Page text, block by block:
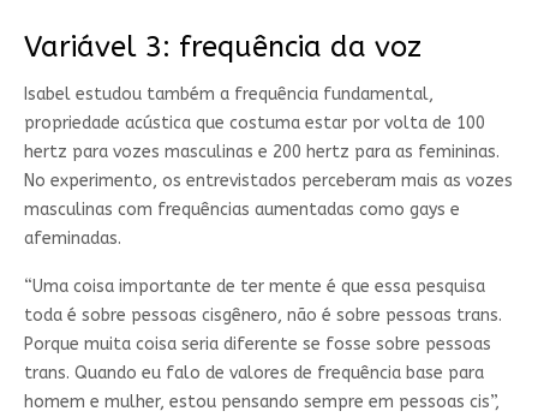
Variável 3: frequência da voz
Isabel estudou também a frequência fundamental,
propriedade acústica que costuma estar por volta de 100
hertz para vozes masculinas e 200 hertz para as femininas.
No experimento, os entrevistados perceberam mais as vozes
masculinas com frequências aumentadas como gays e
afeminadas.
“Uma coisa importante de ter mente é que essa pesquisa
toda é sobre pessoas cisgênero, não é sobre pessoas trans.
Porque muita coisa seria diferente se fosse sobre pessoas
trans. Quando eu falo de valores de frequência base para
homem e mulher, estou pensando sempre em pessoas cis”,